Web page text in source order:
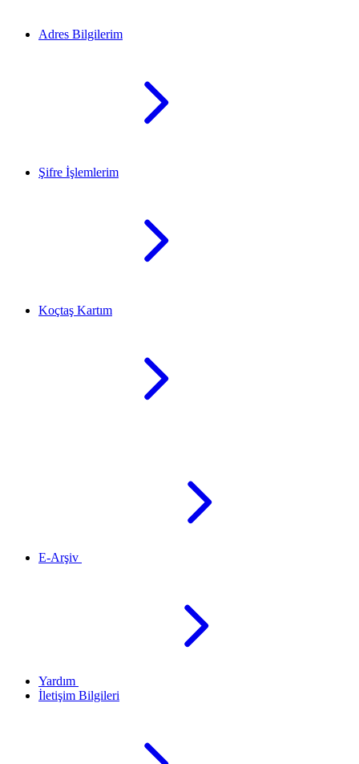
Adres Bilgilerim
Şifre İşlemlerim
Koçtaş Kartım
E-Arşiv
Yardım
İletişim Bilgileri